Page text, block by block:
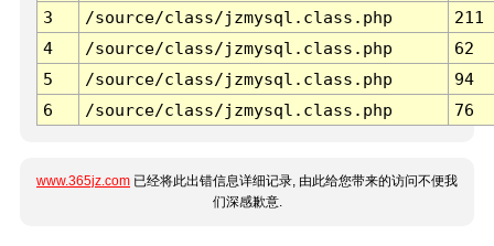
3 /source/class/jzmysql.class.php
211
4
/source/class/jzmysql.class.php
62
5
/source/class/jzmysql.class.php
94
6
/source/class/jzmysql.class.php 76
www.365jz.com 已经将此出错信息详细记录, 由此给您带来的访问不便我
们深感歉意.